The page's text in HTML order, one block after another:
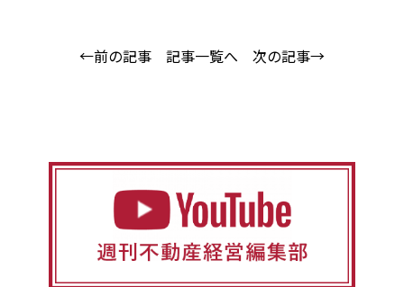
←前の記事 記事一覧へ 次の記事→